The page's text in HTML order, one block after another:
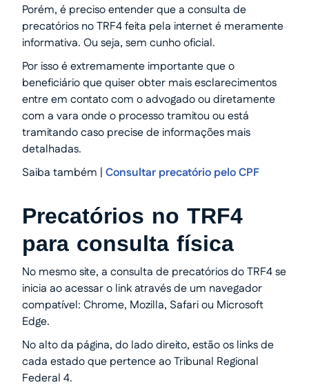
Porém, é preciso entender que a consulta de
precatórios no TRF4 feita pela internet é meramente
informativa. Ou seja, sem cunho oficial.
Por isso é extremamente importante que o
beneficiário que quiser obter mais esclarecimentos
entre em contato com o advogado ou diretamente
com a vara onde o processo tramitou ou está
tramitando caso precise de informações mais
detalhadas.
Saiba também | Consultar precatório pelo CPF
Precatórios no TRF4
para consulta física
No mesmo site, a consulta de precatórios do TRF4 se
inicia ao acessar o link através de um navegador
compatível: Chrome, Mozilla, Safari ou Microsoft
Edge.
No alto da página, do lado direito, estão os links de
cada estado que pertence ao Tribunal Regional
Federal 4.